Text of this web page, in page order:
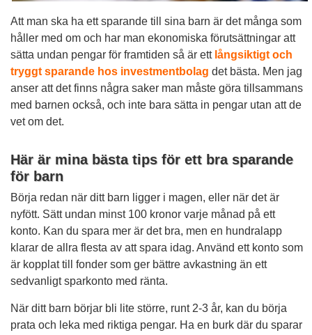
Att man ska ha ett sparande till sina barn är det många som
håller med om och har man ekonomiska förutsättningar att
sätta undan pengar för framtiden så är ett långsiktigt och
tryggt sparande hos investmentbolag det bästa. Men jag
anser att det finns några saker man måste göra tillsammans
med barnen också, och inte bara sätta in pengar utan att de
vet om det.
Här är mina bästa tips för ett bra sparande
för barn
Börja redan när ditt barn ligger i magen, eller när det är
nyfött. Sätt undan minst 100 kronor varje månad på ett
konto. Kan du spara mer är det bra, men en hundralapp
klarar de allra flesta av att spara idag. Använd ett konto som
är kopplat till fonder som ger bättre avkastning än ett
sedvanligt sparkonto med ränta.
När ditt barn börjar bli lite större, runt 2-3 år, kan du börja
prata och leka med riktiga pengar. Ha en burk där du sparar